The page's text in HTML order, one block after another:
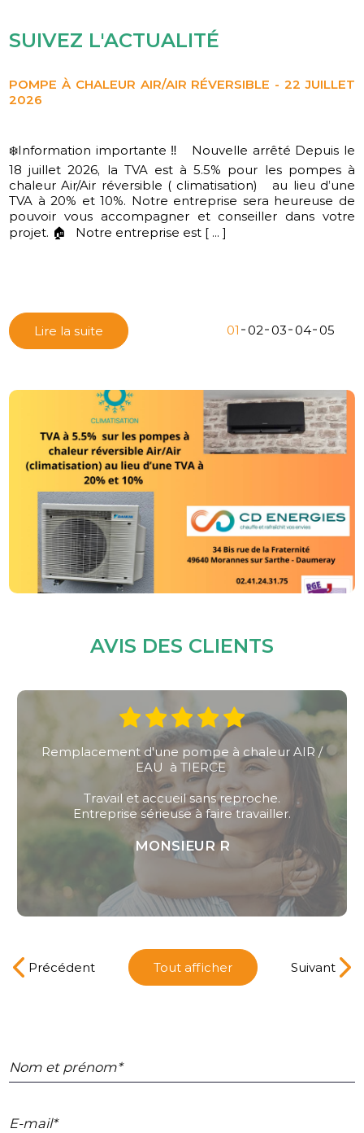
SUIVEZ L'ACTUALITÉ
POMPE CHALEUR AIR/AIR RÉVERSIBLE CLIMATISATION
- 21 JUILLET 2026
Information importante Nouvelle arrêté Depuis le 18
juillet 2026, la TVA est à 5.5% pour les pompes à chaleur
Air/Air réversible ( climatisation) au lieu d’une TVA à 20%
et 10%. Notre entreprise sera heureuse de pouvoir vous
accompagner et conseiller dans votre projet. Nous
réalisons l’installation, la maintenance, [ ... ]
Lire la suite
L'équipe CD ENERGIES vous souhaite une belle année
2026
01 02 03 04 05
AVIS DES CLIENTS
Remplacement d'une pompe à chaleur AIR /
EAU à TIERCE
Travail et accueil sans reproche.
Entreprise sérieuse à faire travailler.
MONSIEUR R
Précédent Tout afficher Suivant
Nom et prénom*
E-mail*